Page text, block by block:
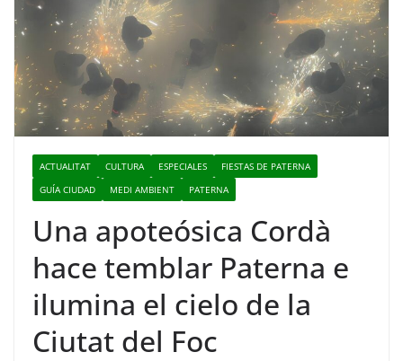
ACTUALITAT CULTURA ESPECIALES
FIESTAS DE PATERNA
GUÍA CIUDAD
MEDI AMBIENT PATERNA
Una apoteósica Cordà
hace temblar Paterna e
ilumina el cielo de la
Ciutat del Foc